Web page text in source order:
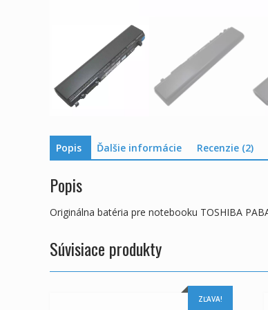
Popis Ďalšie informácie Recenzie (2)
Popis
Originálna batéria pre notebooku TOSHIBA
Súvisiace produkty
ZĽAVA!